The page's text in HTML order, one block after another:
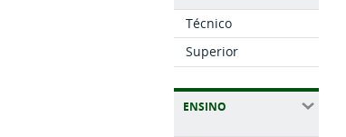
Técnico
Superior
ENSINO